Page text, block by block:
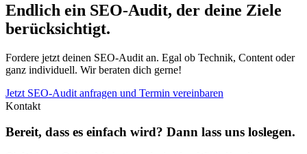
Endlich ein SEO-Audit, der deine Ziele
berücksichtigt.
Fordere jetzt deinen SEO-Audit an. Egal ob Technik, Content oder
ganz individuell. Wir beraten dich gerne!
Jetzt SEO-Audit anfragen und Termin vereinbaren
Kontakt
Bereit, dass es einfach wird? Dann lass uns loslegen.